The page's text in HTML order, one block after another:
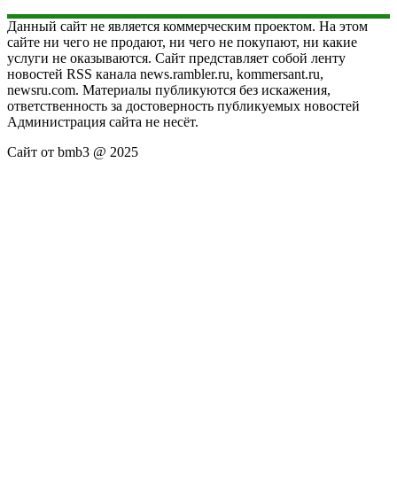
Данный сайт не является коммерческим проектом. На этом
сайте ни чего не продают, ни чего не покупают, ни какие
услуги не оказываются. Сайт представляет собой ленту
новостей RSS канала news.rambler.ru, kommersant.ru,
newsru.com. Материалы публикуются без искажения,
ответственность за достоверность публикуемых новостей
Администрация сайта не несёт.
Сайт от bmb3 @ 2025